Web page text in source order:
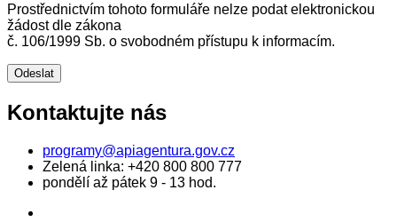
Prostřednictvím tohoto formuláře nelze podat elektronickou
žádost dle zákona
č. 106/1999 Sb. o svobodném přístupu k informacím.
Kontaktujte nás
programy@apiagentura.gov.cz
Zelená linka: +420 800 800 777
pondělí až pátek 9 - 13 hod.